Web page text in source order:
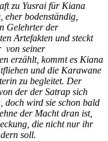
zu Yusrai für Kiana
eher bodenständig,
Gelehrter der
Artefakten und steckt
von seiner
erzählt, kommt es Kiana
und die Karawane
zu begleitet. Der
der der Satrap sich
doch wird sie schon bald
der Macht dran ist,
die nicht nur ihr
soll.